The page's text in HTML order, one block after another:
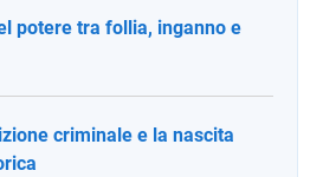
potere tra follia, inganno e
criminale e la nascita